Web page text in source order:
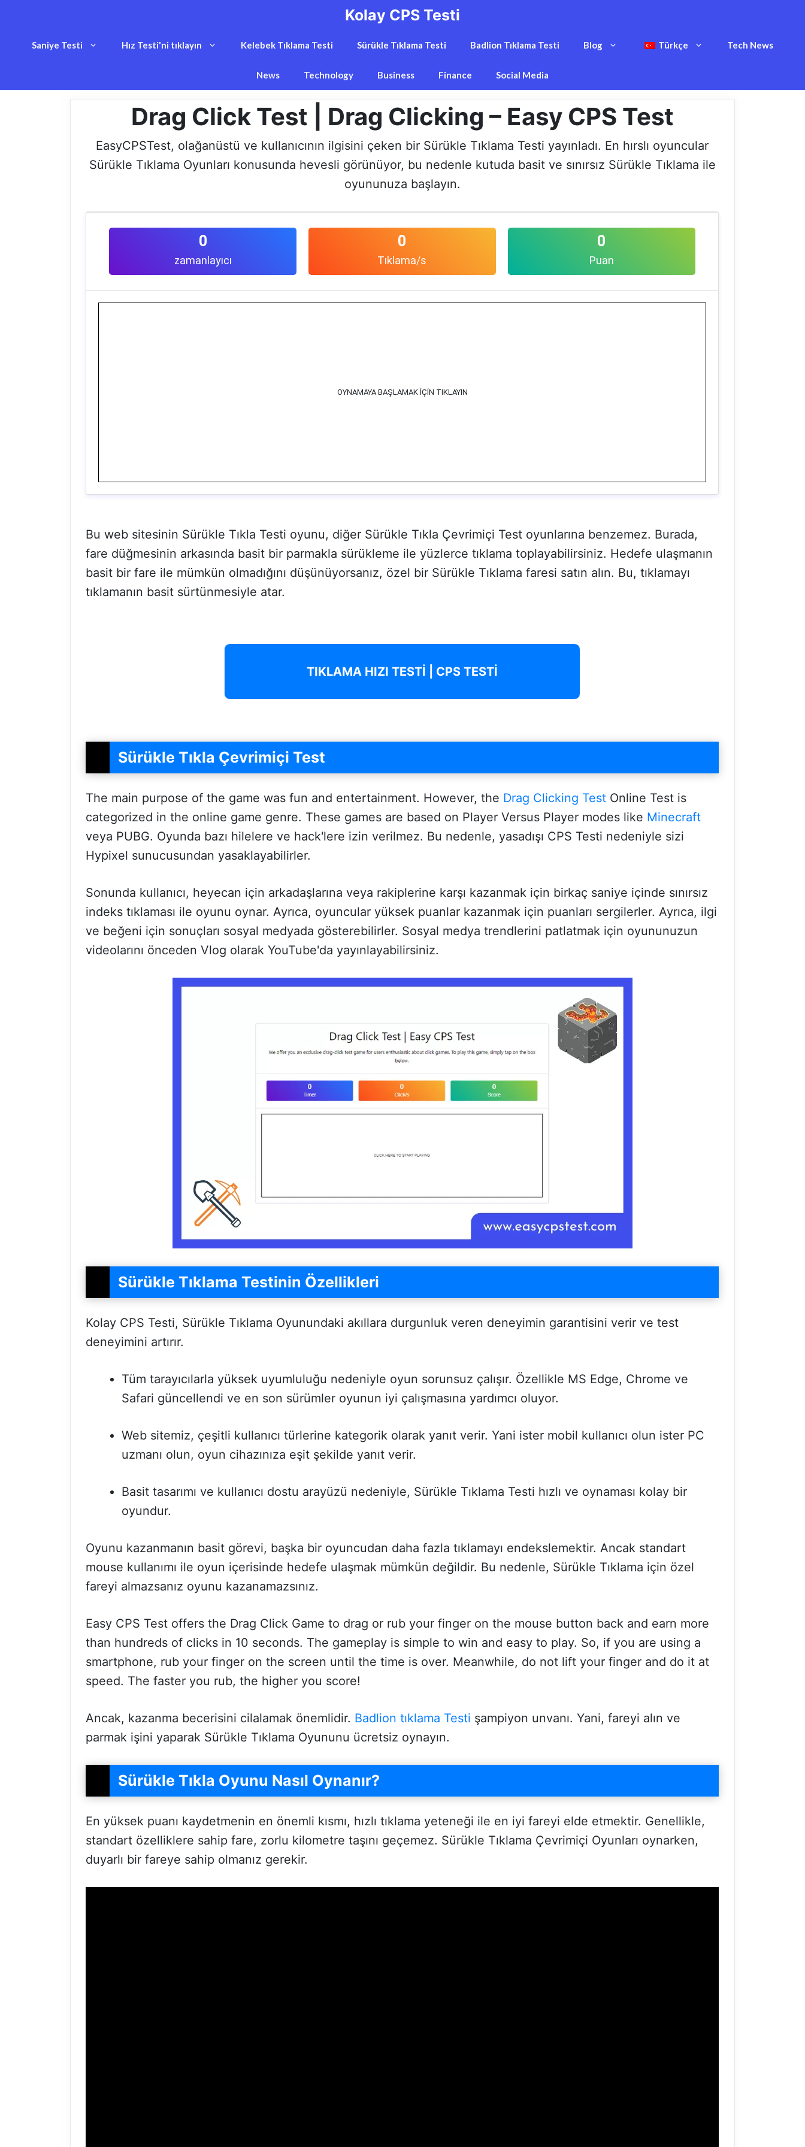
Kolay CPS Testi
Saniye Testi Hız Testi'ni tıklayın Kelebek Tıklama Testi Sürükle Tıklama Testi Badlion Tıklama Testi Blog Türkçe Tech News
News Technology Business Finance Social Media
Drag Click Test | Drag Clicking – Easy CPS Test
EasyCPSTest, olağanüstü ve kullanıcının ilgisini çeken bir Sürükle Tıklama Testi yayınladı. En hırslı oyuncular
Sürükle Tıklama Oyunları konusunda hevesli görünüyor, bu nedenle kutuda basit ve sınırsız Sürükle Tıklama ile
oyununuza başlayın.
0
zamanlayıcı
0
Tıklama/s
0
Puan
OYNAMAYA BAŞLAMAK İÇİN TIKLAYIN
Bu web sitesinin Sürükle Tıkla Testi oyunu, diğer Sürükle Tıkla Çevrimiçi Test oyunlarına benzemez. Burada,
fare düğmesinin arkasında basit bir parmakla sürükleme ile yüzlerce tıklama toplayabilirsiniz. Hedefe ulaşmanın
basit bir fare ile mümkün olmadığını düşünüyorsanız, özel bir Sürükle Tıklama faresi satın alın. Bu, tıklamayı
tıklamanın basit sürtünmesiyle atar.
TIKLAMA HIZI TESTİ | CPS TESTİ
Sürükle Tıkla Çevrimiçi Test
The main purpose of the game was fun and entertainment. However, the Drag Clicking Test Online Test is
categorized in the online game genre. These games are based on Player Versus Player modes like Minecraft
veya PUBG. Oyunda bazı hilelere ve hack'lere izin verilmez. Bu nedenle, yasadışı CPS Testi nedeniyle sizi
Hypixel sunucusundan yasaklayabilirler.
Sonunda kullanıcı, heyecan için arkadaşlarına veya rakiplerine karşı kazanmak için birkaç saniye içinde sınırsız
indeks tıklaması ile oyunu oynar. Ayrıca, oyuncular yüksek puanlar kazanmak için puanları sergilerler. Ayrıca, ilgi
ve beğeni için sonuçları sosyal medyada gösterebilirler. Sosyal medya trendlerini patlatmak için oyununuzun
videolarını önceden Vlog olarak YouTube'da yayınlayabilirsiniz.
Sürükle Tıklama Testinin Özellikleri
Kolay CPS Testi, Sürükle Tıklama Oyunundaki akıllara durgunluk veren deneyimin garantisini verir ve test
deneyimini artırır.
Tüm tarayıcılarla yüksek uyumluluğu nedeniyle oyun sorunsuz çalışır. Özellikle MS Edge, Chrome ve
Safari güncellendi ve en son sürümler oyunun iyi çalışmasına yardımcı oluyor.
Web sitemiz, çeşitli kullanıcı türlerine kategorik olarak yanıt verir. Yani ister mobil kullanıcı olun ister PC
uzmanı olun, oyun cihazınıza eşit şekilde yanıt verir.
Basit tasarımı ve kullanıcı dostu arayüzü nedeniyle, Sürükle Tıklama Testi hızlı ve oynaması kolay bir
oyundur.
Oyunu kazanmanın basit görevi, başka bir oyuncudan daha fazla tıklamayı endekslemektir. Ancak standart
mouse kullanımı ile oyun içerisinde hedefe ulaşmak mümkün değildir. Bu nedenle, Sürükle Tıklama için özel
fareyi almazsanız oyunu kazanamazsınız.
Easy CPS Test offers the Drag Click Game to drag or rub your finger on the mouse button back and earn more
than hundreds of clicks in 10 seconds. The gameplay is simple to win and easy to play. So, if you are using a
smartphone, rub your finger on the screen until the time is over. Meanwhile, do not lift your finger and do it at
speed. The faster you rub, the higher you score!
Ancak, kazanma becerisini cilalamak önemlidir. Badlion tıklama Testi şampiyon unvanı. Yani, fareyi alın ve
parmak işini yaparak Sürükle Tıklama Oyununu ücretsiz oynayın.
Sürükle Tıkla Oyunu Nasıl Oynanır?
En yüksek puanı kaydetmenin en önemli kısmı, hızlı tıklama yeteneği ile en iyi fareyi elde etmektir. Genellikle,
standart özelliklere sahip fare, zorlu kilometre taşını geçemez. Sürükle Tıklama Çevrimiçi Oyunları oynarken,
duyarlı bir fareye sahip olmanız gerekir.